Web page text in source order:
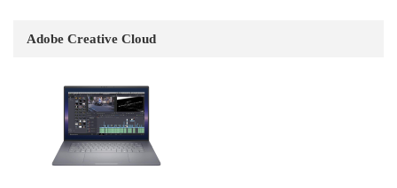
Adobe Creative Cloud